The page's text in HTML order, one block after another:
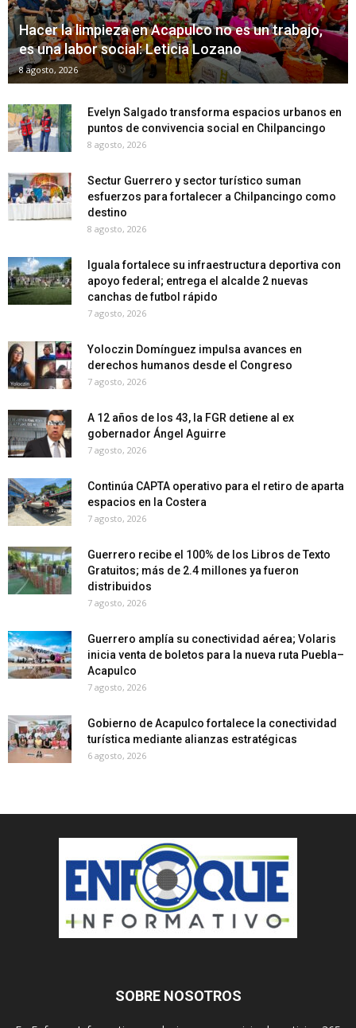
Hacer la limpieza en Acapulco no es un trabajo,
es una labor social: Leticia Lozano
8 agosto, 2026
Evelyn Salgado transforma espacios urbanos en
puntos de convivencia social en Chilpancingo
8 agosto, 2026
Sectur Guerrero y sector turístico suman
esfuerzos para fortalecer a Chilpancingo como
destino
8 agosto, 2026
Iguala fortalece su infraestructura deportiva con
apoyo federal; entrega el alcalde 2 nuevas
canchas de futbol rápido
7 agosto, 2026
Yoloczin Domínguez impulsa avances en
derechos humanos desde el Congreso
7 agosto, 2026
A 12 años de los 43, la FGR detiene al ex
gobernador Ángel Aguirre
7 agosto, 2026
Continúa CAPTA operativo para el retiro de aparta
espacios en la Costera
7 agosto, 2026
Guerrero recibe el 100% de los Libros de Texto
Gratuitos; más de 2.4 millones ya fueron
distribuidos
7 agosto, 2026
Guerrero amplía su conectividad aérea; Volaris
inicia venta de boletos para la nueva ruta Puebla–
Acapulco
7 agosto, 2026
Gobierno de Acapulco fortalece la conectividad
turística mediante alianzas estratégicas
6 agosto, 2026
SOBRE NOSOTROS